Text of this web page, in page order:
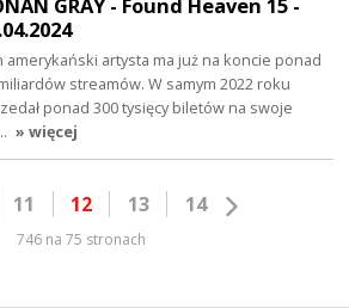
GRAY - Found Heaven 15 -
amerykański artysta ma już na koncie ponad
streamów. W samym 2022 roku
ponad 300 tysięcy biletów na swoje
» więcej
11 12 13 14
746 na 75 stronach